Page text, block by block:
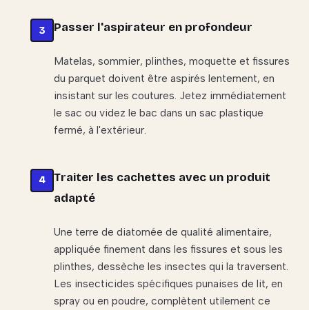
Passer l'aspirateur en profondeur
Matelas, sommier, plinthes, moquette et fissures
du parquet doivent être aspirés lentement, en
insistant sur les coutures. Jetez immédiatement
le sac ou videz le bac dans un sac plastique
fermé, à l'extérieur.
Traiter les cachettes avec un produit
adapté
Une terre de diatomée de qualité alimentaire,
appliquée finement dans les fissures et sous les
plinthes, dessèche les insectes qui la traversent.
Les insecticides spécifiques punaises de lit, en
spray ou en poudre, complètent utilement ce